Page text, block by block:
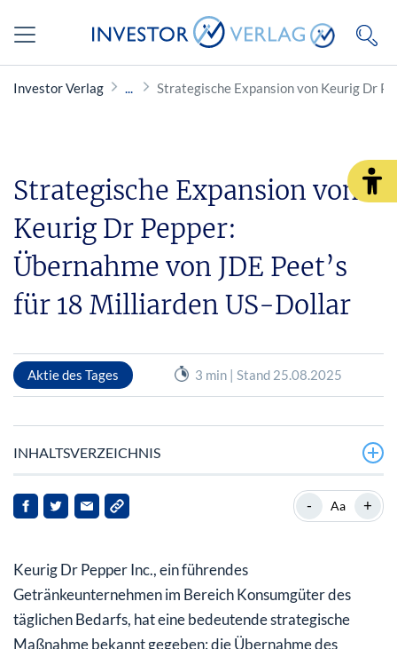
Investor Verlag Strategische Expansion von Keurig Dr
Strategische Expansion von
Keurig Dr Pepper:
Übernahme von JDE Peet’s
für 18 Milliarden US-Dollar
Aktie des Tages 3 min | Stand 25.08.2025
INHALTSVERZEICHNIS
Was bedeutet die Übernahme für Keurig Dr Pepper?
Was sind die strategischen Vorteile der Übernahme?
Was sollten Anleger künftig beachten?
- Aa +
Keurig Dr Pepper Inc., ein führendes
Getränkeunternehmen im Bereich Konsumgüter des
täglichen Bedarfs, hat eine bedeutende strategische
Maßnahme bekannt gegeben: die Übernahme des